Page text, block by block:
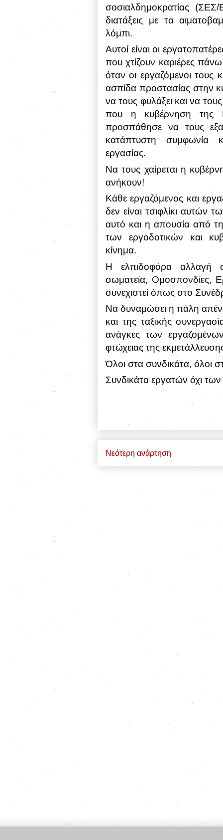
σοσιαλδημοκρατίας
διατάξεις με τα
λόμπι.
Αυτοί είναι οι
που χτίζουν καριέρες
όταν οι εργαζόμενοι τους
ασπίδα προστασίας στην
να τους φυλάξει και να
που η κυβέρνηση της
προσπάθησε να τους
κατάπτυστη συμφωνία
εργασίας.
Να τους χαίρεται η
ανήκουν!
Κάθε εργαζόμενος και
δεν είναι τσιφλίκι αυτών
αυτό και η απουσία από
των εργοδοτικών και
κίνημα.
Η ελπιδοφόρα αλλαγή
σωματεία, Ομοσπονδίες,
συνεχιστεί όπως στο
Να δυναμώσει η πάλη
και της ταξικής
ανάγκες των
φτώχειας της
Όλοι στα συνδικάτα, όλοι
Συνδικάτα εργατών όχι
Νεότερη ανάρτηση